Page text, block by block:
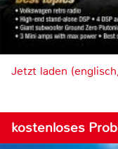
Jetzt laden
kostenloses